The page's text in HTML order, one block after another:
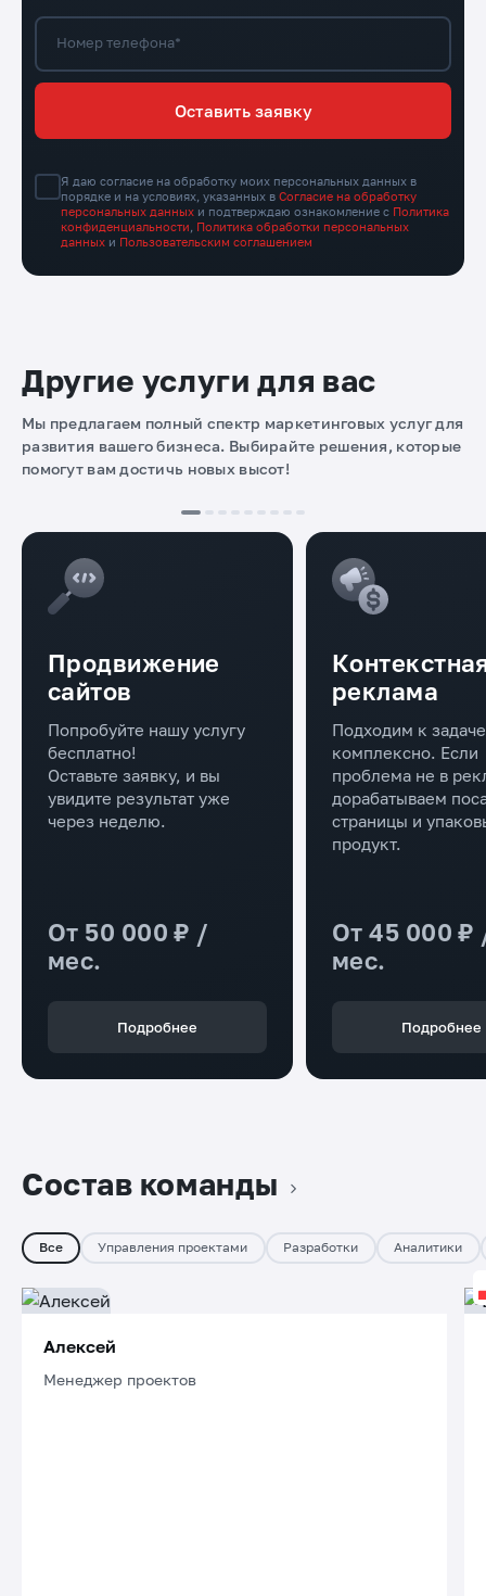
Номер телефона*
Оставить заявку
Я даю согласие на обработку моих персональных данных в
порядке и на условиях, указанных в Согласие на обработку
персональных данных и подтверждаю ознакомление с Политика
конфиденциальности
Политика обработки персональных
данных и Пользовательским соглашением
Другие услуги для вас
Мы предлагаем полный спектр маркетинговых услуг для
развития вашего бизнеса. Выбирайте решения, которые
помогут вам достичь новых высот!
Продвижение
сайтов
Попробуйте нашу услугу
бесплатно!
Оставьте заявку, и вы
увидите результат уже
через неделю.
От 50 000 ₽ /
мес.
Подробнее
реклама
Подходим к задаче
комплексно. Если
проблема не в
дорабатываем
страницы и
продукт.
От 45 000 ₽ /
мес.
Подробнее
Состав команды
Все Управления проектами Разработки Аналитики
Алексей
Менеджер проектов